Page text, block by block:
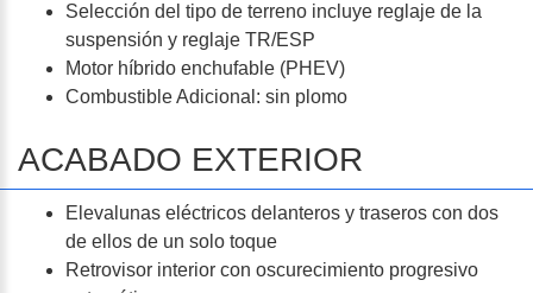
Selección del tipo de terreno incluye reglaje de la
suspensión y reglaje TR/ESP
Motor híbrido enchufable (PHEV)
Combustible Adicional: sin plomo
ACABADO EXTERIOR
Elevalunas eléctricos delanteros y traseros con dos
de ellos de un solo toque
Retrovisor interior con oscurecimiento progresivo